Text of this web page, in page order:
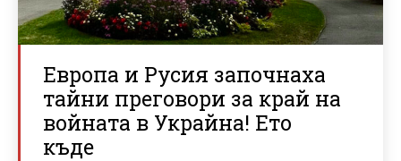
Европа и Русия започнаха
тайни преговори за край на
войната в Украйна! Ето
къде